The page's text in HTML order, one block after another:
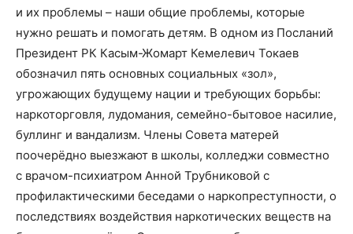
и их проблемы – наши общие проблемы, которые
нужно решать и помогать детям. В одном из Посланий
Президент РК Касым-Жомарт Кемелевич Токаев
обозначил пять основных социальных «зол»,
угрожающих будущему нации и требующих борьбы:
наркоторговля, лудомания, семейно-бытовое насилие,
буллинг и вандализм. Члены Совета матерей
поочерёдно выезжают в школы, колледжи совместно
с врачом-психиатром Анной Трубниковой с
профилактическими беседами о наркопреступности, о
последствиях воздействия наркотических веществ на